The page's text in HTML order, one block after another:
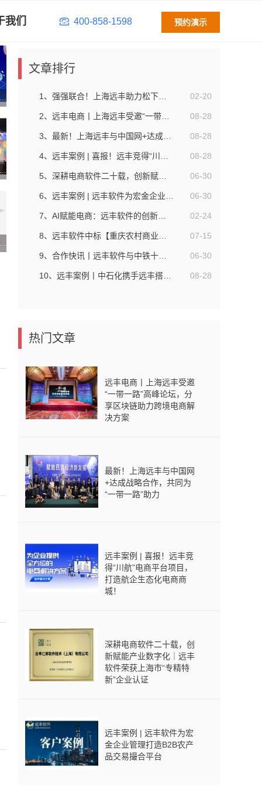
预约演示
400-858-1598
我们
远丰案例丨兴业银行生活商城广受好评，上海远丰为其安全护航
远丰案例丨桃花源农业依托多用户商城系统推动当地经济增长
远丰案例丨中石化携手远丰搭建跨境电商平台，开拓海外交易市场
文章排行
02-20
08-28
08-28
08-28
06-30
06-30
02-24
07-15
06-30
08-28
热门文章
远丰电商丨上海远丰受邀
“一带一路”高峰论坛，分
享区块链助力跨境电商解
决方案
最新！上海远丰与中国网
+达成战略合作，共同为
“一带一路”助力
远丰案例 | 喜报！远丰竞
得“川航”电商平台项目，
打造航企生态化电商商
城！
深耕电商软件二十载，创
新赋能产业数字化｜远丰
软件荣获上海市“专精特
新”企业认证
远丰案例 | 远丰软件为宏
金企业管理打造B2B农产
品交易撮合平台